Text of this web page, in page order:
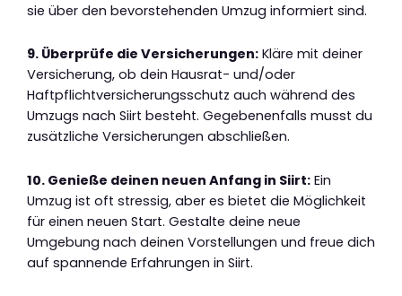
sie über den bevorstehenden Umzug informiert sind.
9. Überprüfe die Versicherungen: Kläre mit deiner
Versicherung, ob dein Hausrat- und/oder
Haftpflichtversicherungsschutz auch während des
Umzugs nach Siirt besteht. Gegebenenfalls musst du
zusätzliche Versicherungen abschließen.
10. Genieße deinen neuen Anfang in Siirt: Ein
Umzug ist oft stressig, aber es bietet die Möglichkeit
für einen neuen Start. Gestalte deine neue
Umgebung nach deinen Vorstellungen und freue dich
auf spannende Erfahrungen in Siirt.